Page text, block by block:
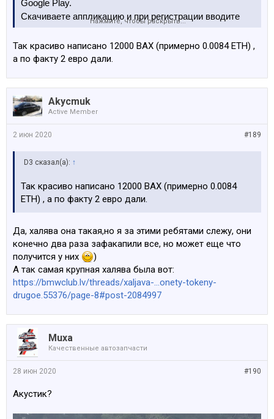
Google Play.
Скачиваете аппликацию и при регистрации вводите
Получаете 12000 BAX (примерно 0.0084 ETH) токенов
на свой счет.
Нажмите, чтобы раскрыть...
Так красиво написано 12000 BAX (примерно 0.0084 ETH) ,
а по факту 2 евро дали.
Akycmuk
Active Member
#189
2 июн 2020
D3 сказал(а): ↑
Так красиво написано 12000 BAX (примерно 0.0084
ETH) , а по факту 2 евро дали.
Да, халява она такая,но я за этими ребятами слежу, они
конечно два раза зафакапили все, но может еще что
получится у них
)
А так самая крупная халява была вот:
https://bmwclub.lv/threads/xaljava-...onety-tokeny-
drugoe.55376/page-8#post-2084997
Muxa
Качественные автозапчасти
#190
28 июн 2020
Акустик?